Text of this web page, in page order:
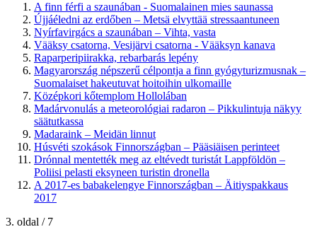
A finn férfi a szaunában - Suomalainen mies saunassa
Újjáéledni az erdőben – Metsä elvyttää stressaantuneen
Nyírfavirgács a szaunában – Vihta, vasta
Vääksy csatorna, Vesijärvi csatorna - Vääksyn kanava
Raparperipiirakka, rebarbarás lepény
Magyarország népszerű célpontja a finn gyógyturizmusnak –
Suomalaiset hakeutuvat hoitoihin ulkomaille
Középkori kőtemplom Hollolában
Madárvonulás a meteorológiai radaron – Pikkulintuja näkyy
säätutkassa
Madaraink – Meidän linnut
Húsvéti szokások Finnországban – Pääsiäisen perinteet
Drónnal mentették meg az eltévedt turistát Lappföldön –
Poliisi pelasti eksyneen turistin dronella
A 2017-es babakelengye Finnországban – Äitiyspakkaus
2017
3. oldal / 7